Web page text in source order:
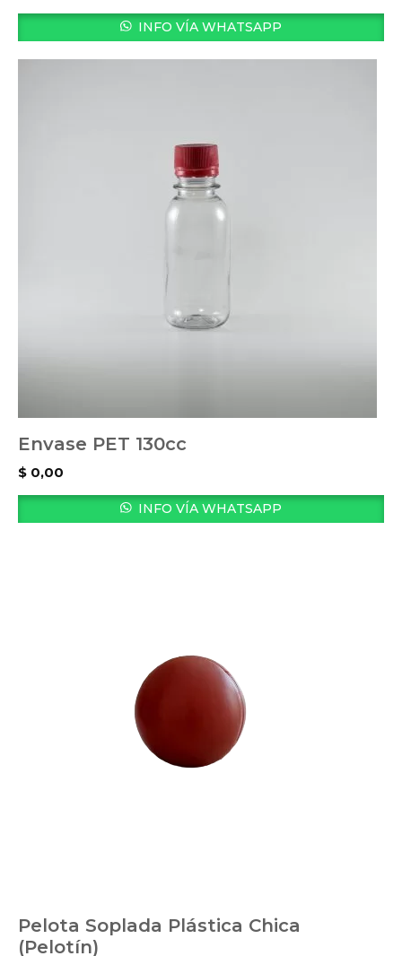
INFO VÍA WHATSAPP
Envase PET 130cc
$ 0,00
INFO VÍA WHATSAPP
Pelota Soplada Plástica Chica
(Pelotín)